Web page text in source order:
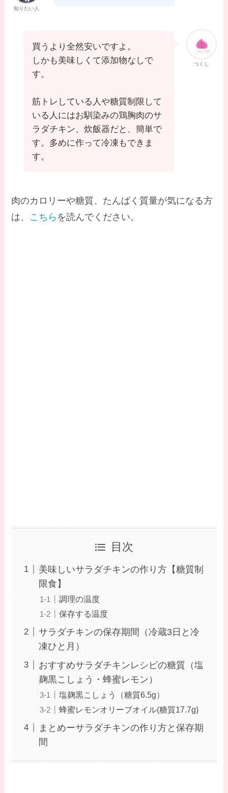
知りたい人
つくし
買うより全然安いですよ。
しかも美味しくて添加物なしで
す。
筋トレしている人や糖質制限して
いる人にはお馴染みの鶏胸肉のサ
ラダチキン、炊飯器だと、簡単で
す。多めに作って冷凍もできま
す。
肉のカロリーや糖質、たんぱく質量が気になる方
は、 こちら を読んでください。
目次
美味しいサラダチキンの作り方【糖質制
限食】
調理の温度
保存する温度
サラダチキンの保存期間（冷蔵3日と冷
凍ひと月）
おすすめサラダチキンレシピの糖質（塩
麹黒こしょう・蜂蜜レモン）
塩麹黒こしょう（糖質6.5g）
蜂蜜レモンオリーブオイル(糖質17.7g)
まとめーサラダチキンの作り方と保存期
間